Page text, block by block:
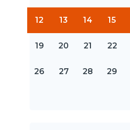
12 13 14 15
19 20 21 22
26 27 28 29